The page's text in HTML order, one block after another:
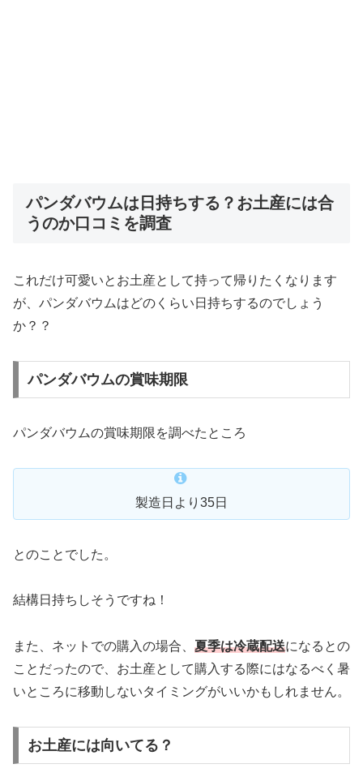
パンダバウムは日持ちする？お土産には合
うのか口コミを調査
これだけ可愛いとお土産として持って帰りたくなります
が、パンダバウムはどのくらい日持ちするのでしょう
か？？
パンダバウムの賞味期限
パンダバウムの賞味期限を調べたところ
製造日より35日
とのことでした。
結構日持ちしそうですね！
また、ネットでの購入の場合、 夏季は冷蔵配送になるとの
ことだったので、お土産として購入する際にはなるべく暑
いところに移動しないタイミングがいいかもしれません。
お土産には向いてる？